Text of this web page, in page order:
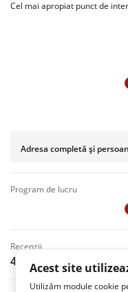
Acest site
Utilizăm module cookie
Cel mai apropiat punct de
Adresa completă și
program de lucru
recenzii
4.8 (100 Recenzii)